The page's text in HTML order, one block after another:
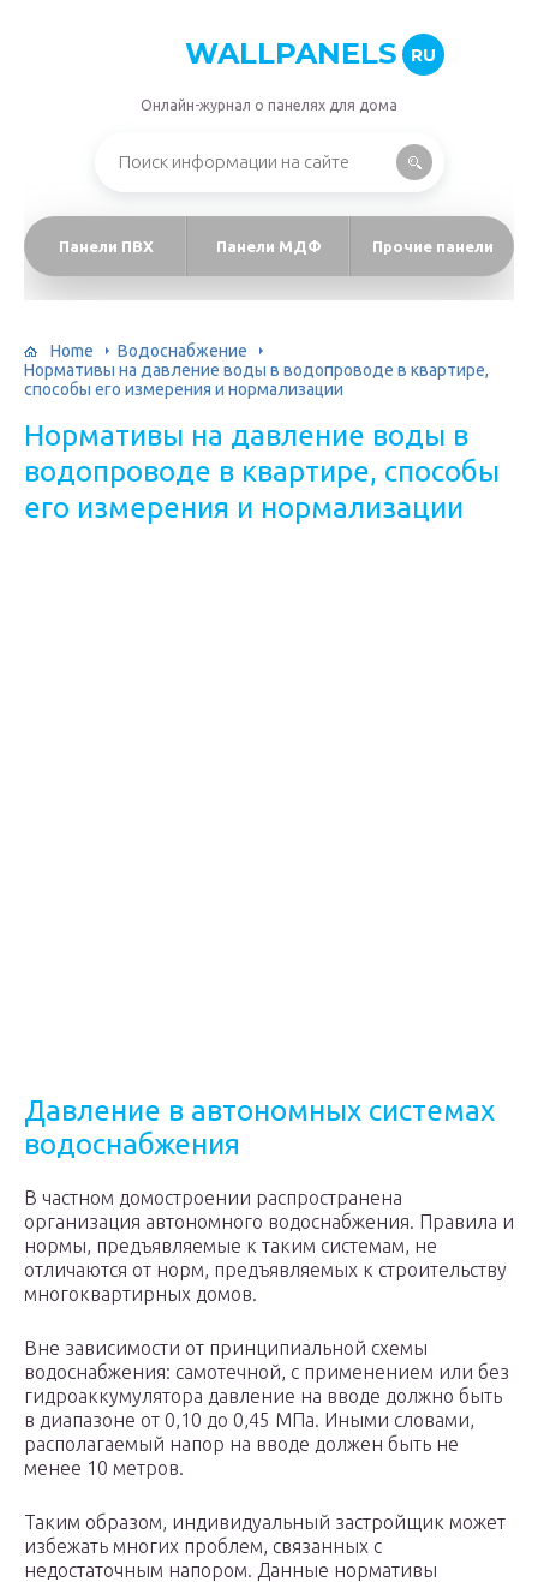
WALLPANELS RU
Онлайн-журнал о панелях для дома
Панели ПВХ Панели МДФ Прочие панели
Home
Водоснабжение
Нормативы на давление воды в водопроводе в квартире,
способы его измерения и нормализации
Нормативы на давление воды в
водопроводе в квартире, способы
его измерения и нормализации
Давление в автономных системах
водоснабжения
В частном домостроении распространена
организация автономного водоснабжения. Правила и
нормы, предъявляемые к таким системам, не
отличаются от норм, предъявляемых к строительству
многоквартирных домов.
Вне зависимости от принципиальной схемы
водоснабжения: самотечной, с применением или без
гидроаккумулятора давление на вводе должно быть
в диапазоне от 0,10 до 0,45 МПа. Иными словами,
располагаемый напор на вводе должен быть не
менее 10 метров.
Таким образом, индивидуальный застройщик может
избежать многих проблем, связанных с
недостаточным напором. Данные нормативы